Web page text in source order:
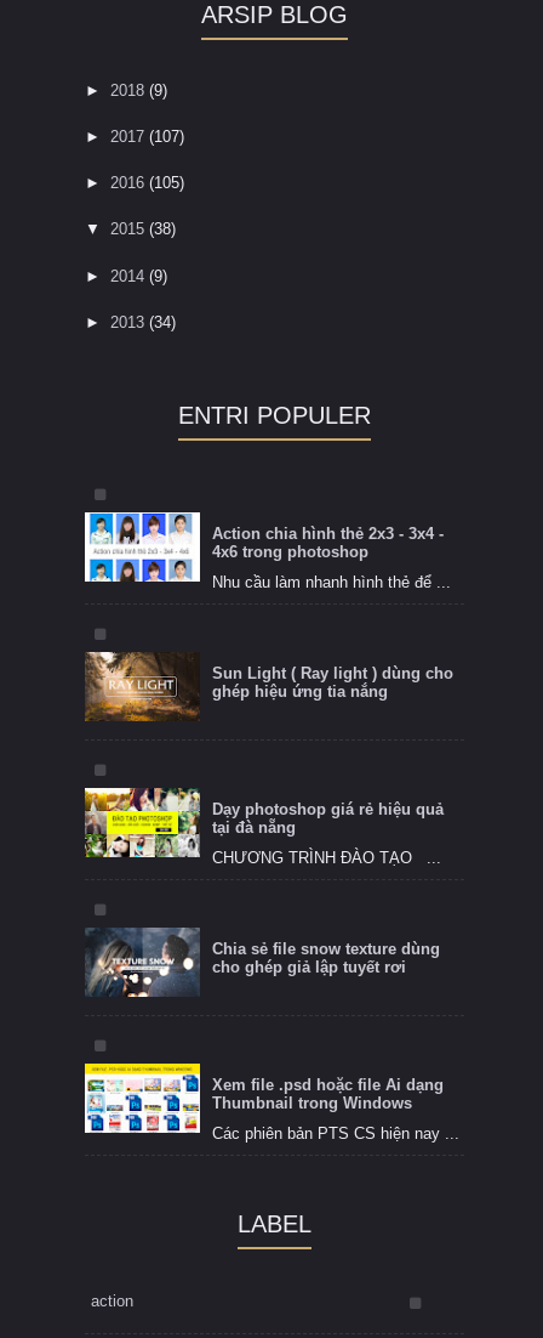
ARSIP BLOG
► 2018 (9)
► 2017 (107)
► 2016 (105)
▼ 2015 (38)
► 2014 (9)
► 2013 (34)
ENTRI POPULER
Action chia hình thẻ 2x3 - 3x4 -
4x6 trong photoshop
Nhu cầu làm nhanh hình thẻ để ...
Sun Light ( Ray light ) dùng cho
ghép hiệu ứng tia nắng
Dạy photoshop giá rẻ hiệu quả
tại đà nẵng
CHƯƠNG TRÌNH ĐÀO TẠO ...
Chia sẻ file snow texture dùng
cho ghép giả lập tuyết rơi
Xem file .psd hoặc file Ai dạng
Thumbnail trong Windows
Các phiên bản PTS CS hiện nay ...
LABEL
action